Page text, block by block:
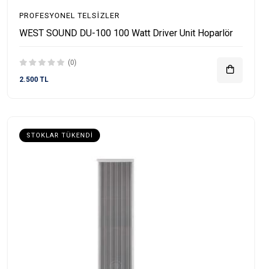
PROFESYONEL TELSIZLER
WEST SOUND DU-100 100 Watt Driver Unit Hoparlör
(0)
2.500 TL
STOKLAR TÜKENDI